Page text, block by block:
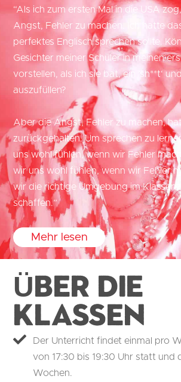
“Als ich zum ersten Mal in die USA
Angst, Fehler zu machen. Ich hatte
perfektes Englisch sprechen sollte.
Gesichter meiner Schüler in meinen
vorstellen, als ich sie bat, ein ’sh**t‘
auszufüllen?
Aber die Angst, Fehler zu machen,
zurückgehalten. Um sprechen zu
uns wohl fühlen, wenn wir Fehler
wir uns wohl fühlen, wenn wir Fehler
wir die richtige Umgebung im
schaffen.”
Mehr lesen
Über die
Klassen
Der Unterricht findet einmal pro
von 17:30 bis 19:30 Uhr statt und
Wochen.